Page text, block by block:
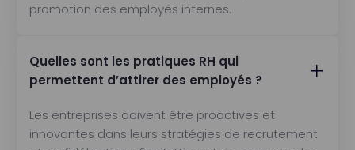
promotion des employés internes.
Quelles sont les pratiques RH qui
permettent d’attirer des employés ?
Les entreprises doivent être proactives et
innovantes dans leurs stratégies de recrutement